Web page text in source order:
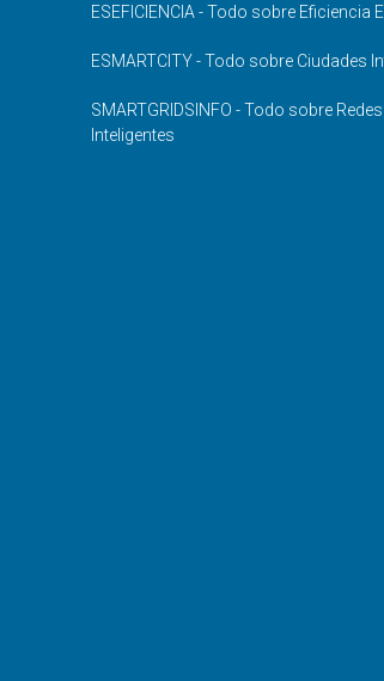
ESEFICIENCIA - Todo sobre Eficiencia
ESMARTCITY - Todo sobre Ciudades
SMARTGRIDSINFO - Todo sobre
Inteligentes